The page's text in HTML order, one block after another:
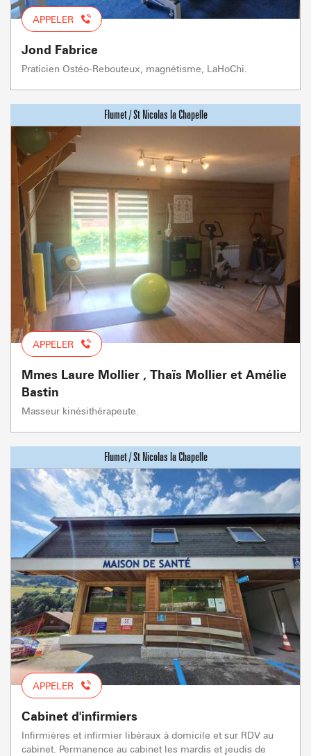
APPELER
Jond Fabrice
Praticien Ostéo-Rebouteux, magnétisme, LaHoChi.
APPELER
Mmes Laure Mollier , Thaïs Mollier et Amélie
Bastin
Masseur kinésithérapeute.
APPELER
Cabinet d'infirmiers
Infirmières et infirmier libéraux à domicile et sur RDV au
cabinet. Permanence au cabinet les mardis et jeudis de